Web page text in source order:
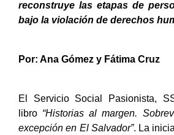
reconstruye las etapas de
bajo la violación de derechos
Por: Ana Gómez y Fátima Cruz
El Servicio Social Pasionista,
libro “Historias al margen.
excepción en El Salvador”. La